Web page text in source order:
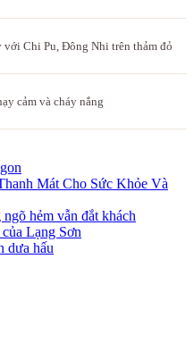
với Chi Pu, Đông Nhi trên thảm đỏ
cảm và cháy nắng
Mát Cho Sức Khỏe Và
hẻm vẫn đắt khách
Lạng Sơn
dưa hấu